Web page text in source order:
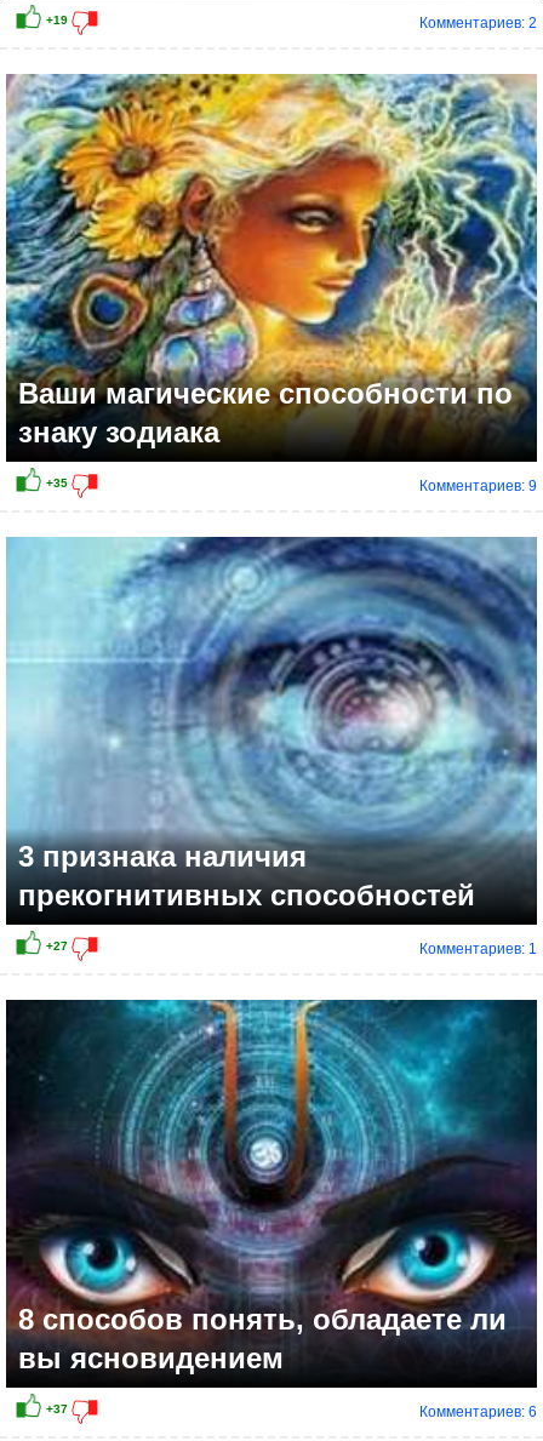
+16
Комментариев: 2
Ваши магические способности по
знаку зодиака
Комментариев: 9
3 признака наличия
прекогнитивных способностей
Комментариев: 1
8 способов понять, обладаете ли
вы ясновидением
Комментариев: 6